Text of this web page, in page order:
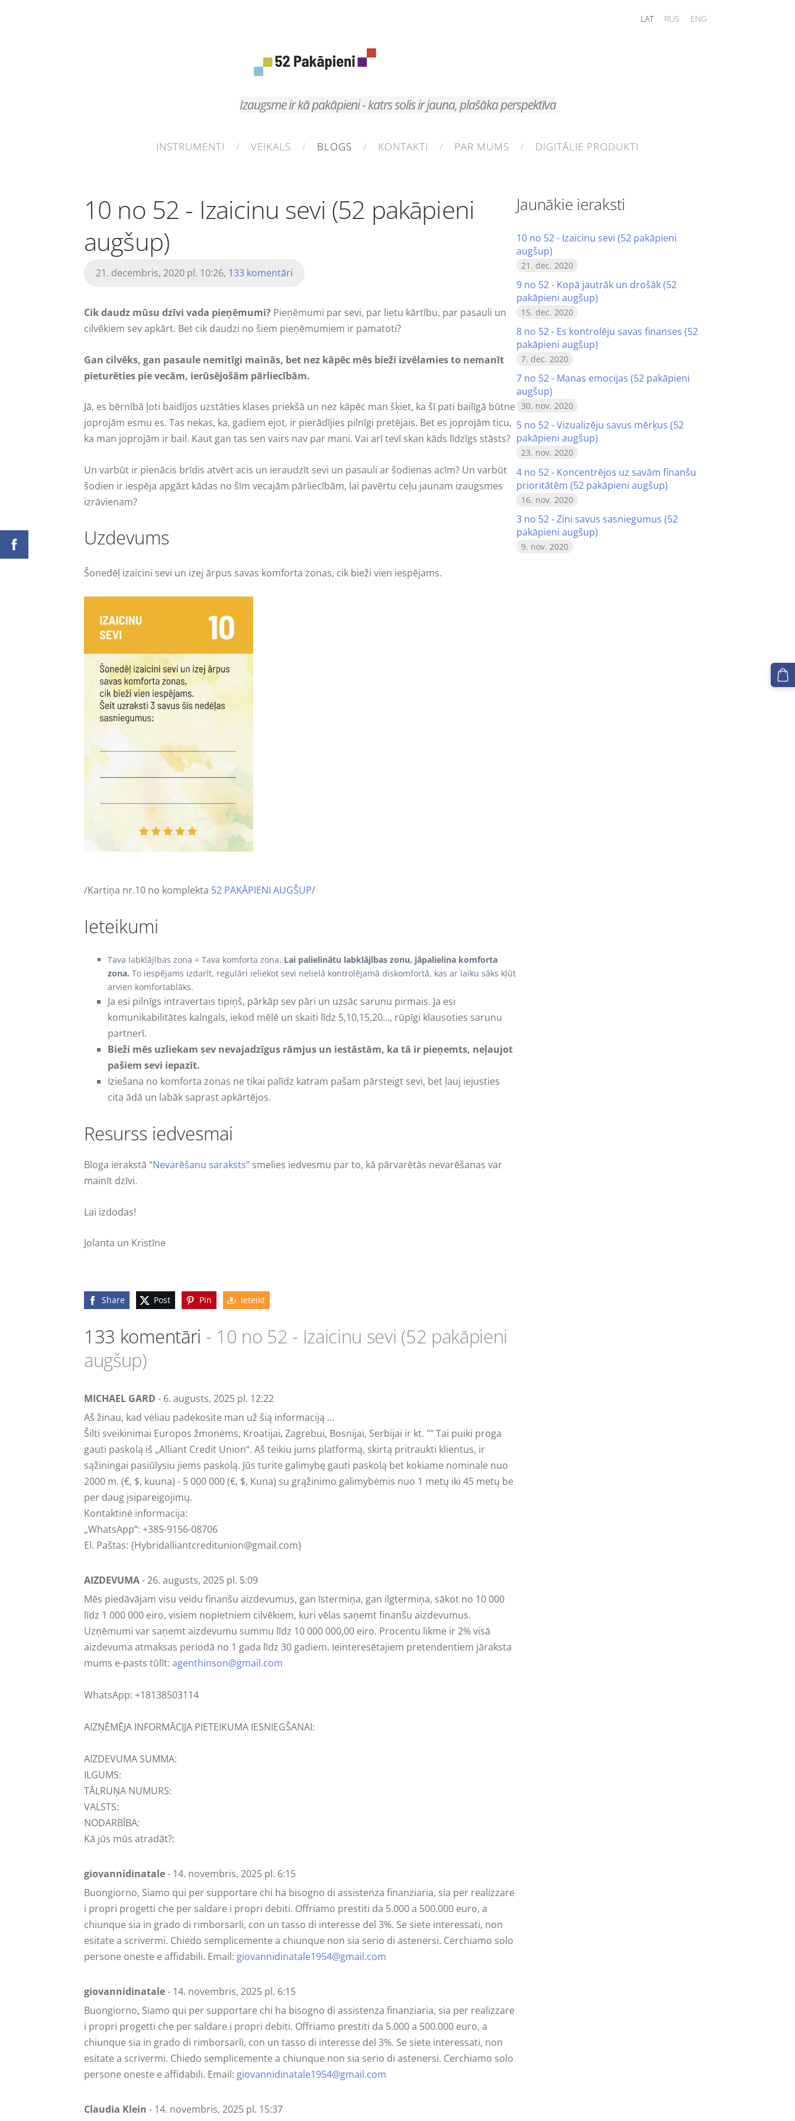
Izaugsme ir kā pakāpieni - katrs solis ir jauna, plašāka perspektīva
INSTRUMENTI VEIKALS BLOGS KONTAKTI PAR MUMS DIGITĀLIE PRODUKTI
LAT RUS ENG
Jaunākie ieraksti
10 no 52 - Izaicinu sevi (52 pakāpieni
augšup)
21. dec. 2020
9 no 52 - Kopā jautrāk un drošāk (52
pakāpieni augšup)
15. dec. 2020
8 no 52 - Es kontrolēju savas finanses (52
pakāpieni augšup)
7. dec. 2020
7 no 52 - Manas emocijas (52 pakāpieni
augšup)
30. nov. 2020
5 no 52 - Vizualizēju savus mērķus (52
pakāpieni augšup)
23. nov. 2020
4 no 52 - Koncentrējos uz savām finanšu
prioritātēm (52 pakāpieni augšup)
16. nov. 2020
3 no 52 - Zini savus sasniegumus (52
pakāpieni augšup)
9. nov. 2020
10 no 52 - Izaicinu sevi (52 pakāpieni
augšup)
21. decembris, 2020 pl. 10:26, 133 komentāri
Cik daudz mūsu dzīvi vada pieņēmumi? Pieņēmumi par sevi, par lietu kārtību, par pasauli un
cilvēkiem sev apkārt. Bet cik daudzi no šiem pieņēmumiem ir pamatoti?
Gan cilvēks, gan pasaule nemitīgi mainās, bet nez kāpēc mēs bieži izvēlamies to nemanīt
pieturēties pie vecām, ierūsējošām pārliecībām.
Jā, es bērnībā ļoti baidījos uzstāties klases priekšā un nez kāpēc man šķiet, ka šī pati bailīgā būtne
joprojām esmu es. Tas nekas, ka, gadiem ejot, ir pierādījies pilnīgi pretējais. Bet es joprojām ticu,
ka man joprojām ir bail. Kaut gan tas sen vairs nav par mani. Vai arī tevī skan kāds līdzīgs stāsts?
Un varbūt ir pienācis brīdis atvērt acis un ieraudzīt sevi un pasauli ar šodienas acīm? Un varbūt
šodien ir iespēja apgāzt kādas no šīm vecajām pārliecībām, lai pavērtu ceļu jaunam izaugsmes
izrāvienam?
Uzdevums
Šonedēļ izaicini sevi un izej ārpus savas komforta zonas, cik bieži vien iespējams.
/Kartiņa nr.10 no komplekta 52 PAKĀPIENI AUGŠUP/
Ieteikumi
Tava labklājības zona = Tava komforta zona. Lai palielinātu labklājības zonu, jāpalielina komforta
zona. To iespējams izdarīt, regulāri ieliekot sevi nelielā kontrolējamā diskomfortā, kas ar laiku sāks kļūt
arvien komfortablāks.
Ja esi pilnīgs intravertais tipiņš, pārkāp sev pāri un uzsāc sarunu pirmais. Ja esi
komunikabilitātes kalngals, iekod mēlē un skaiti līdz 5,10,15,20…, rūpīgi klausoties sarunu
partnerī.
Bieži mēs uzliekam sev nevajadzīgus rāmjus un iestāstām, ka tā ir pieņemts, neļaujot
pašiem sevi iepazīt.
Iziešana no komforta zonas ne tikai palīdz katram pašam pārsteigt sevi, bet ļauj iejusties
cita ādā un labāk saprast apkārtējos.
Resurss iedvesmai
Bloga ierakstā “Nevarēšanu saraksts” smelies iedvesmu par to, kā pārvarētās nevarēšanas var
mainīt dzīvi.
Lai izdodas!
Jolanta un Kristīne
Share Post Pin Ieteikt
133 komentāri - 10 no 52 - Izaicinu sevi (52 pakāpieni
augšup)
MICHAEL GARD - 6. augusts, 2025 pl. 12:22
Aš žinau, kad vėliau padėkosite man už šią informaciją ...
Šilti sveikinimai Europos žmonėms, Kroatijai, Zagrebui, Bosnijai, Serbijai ir kt. "" Tai puiki proga
gauti paskolą iš „Alliant Credit Union“. Aš teikiu jums platformą, skirtą pritraukti klientus, ir
sąžiningai pasiūlysiu jiems paskolą. Jūs turite galimybę gauti paskolą bet kokiame nominale nuo
2000 m. (€, $, kuuna) - 5 000 000 (€, $, Kuna) su grąžinimo galimybėmis nuo 1 metų iki 45 metų be
per daug įsipareigojimų.
Kontaktinė informacija:
„WhatsApp“: +385-9156-08706
El. Paštas: {Hybridalliantcreditunion@gmail.com}
AIZDEVUMA- 26. augusts, 2025 pl. 5:09
Mēs piedāvājam visu veidu finanšu aizdevumus, gan īstermiņa, gan ilgtermiņa, sākot no 10 000
līdz 1 000 000 eiro, visiem nopietniem cilvēkiem, kuri vēlas saņemt finanšu aizdevumus.
Uzņēmumi var saņemt aizdevumu summu līdz 10 000 000,00 eiro. Procentu likme ir 2% visā
aizdevuma atmaksas periodā no 1 gada līdz 30 gadiem. Ieinteresētajiem pretendentiem jāraksta
mums e-pasts tūlīt: agenthinson@gmail.com
WhatsApp: +18138503114
AIZŅĒMĒJA INFORMĀCIJA PIETEIKUMA IESNIEGŠANAI:
AIZDEVUMA SUMMA:
ILGUMS:
TĀLRUŅA NUMURS:
VALSTS:
NODARBĪBA:
Kā jūs mūs atradāt?:
giovannidinatale- 14. novembris, 2025 pl. 6:15
Buongiorno, Siamo qui per supportare chi ha bisogno di assistenza finanziaria, sia per realizzare
i propri progetti che per saldare i propri debiti. Offriamo prestiti da 5.000 a 500.000 euro, a
chiunque sia in grado di rimborsarli, con un tasso di interesse del 3%. Se siete interessati, non
esitate a scrivermi. Chiedo semplicemente a chiunque non sia serio di astenersi. Cerchiamo solo
persone oneste e affidabili. Email: giovannidinatale1954@gmail.com
giovannidinatale- 14. novembris, 2025 pl. 6:15
Buongiorno, Siamo qui per supportare chi ha bisogno di assistenza finanziaria, sia per realizzare
i propri progetti che per saldare i propri debiti. Offriamo prestiti da 5.000 a 500.000 euro, a
chiunque sia in grado di rimborsarli, con un tasso di interesse del 3%. Se siete interessati, non
esitate a scrivermi. Chiedo semplicemente a chiunque non sia serio di astenersi. Cerchiamo solo
persone oneste e affidabili. Email: giovannidinatale1954@gmail.com
Claudia Klein - 14. novembris, 2025 pl. 15:37